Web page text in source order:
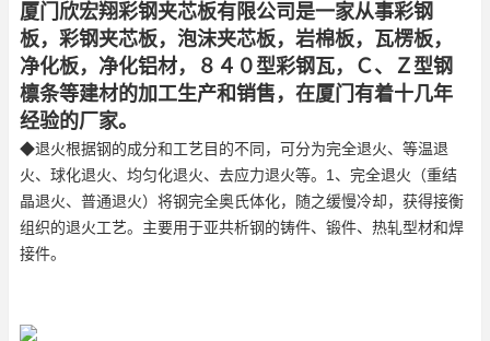
厦门欣宏翔彩钢夹芯板有限公司是一家从事彩钢
板，彩钢夹芯板，泡沫夹芯板，岩棉板，瓦楞板，
净化板，净化铝材，８４０型彩钢瓦，Ｃ、Ｚ型钢
檩条等建材的加工生产和销售，在厦门有着十几年
经验的厂家。
◆退火根据钢的成分和工艺目的不同，可分为完全退火、等温退
火、球化退火、均匀化退火、去应力退火等。1、完全退火（重结
晶退火、普通退火）将钢完全奥氏体化，随之缓慢冷却，获得接衡
组织的退火工艺。主要用于亚共析钢的铸件、锻件、热轧型材和焊
接件。